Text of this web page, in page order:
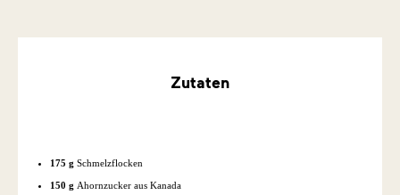
Zutaten
175 g Schmelzflocken
150 g Ahornzucker aus Kanada